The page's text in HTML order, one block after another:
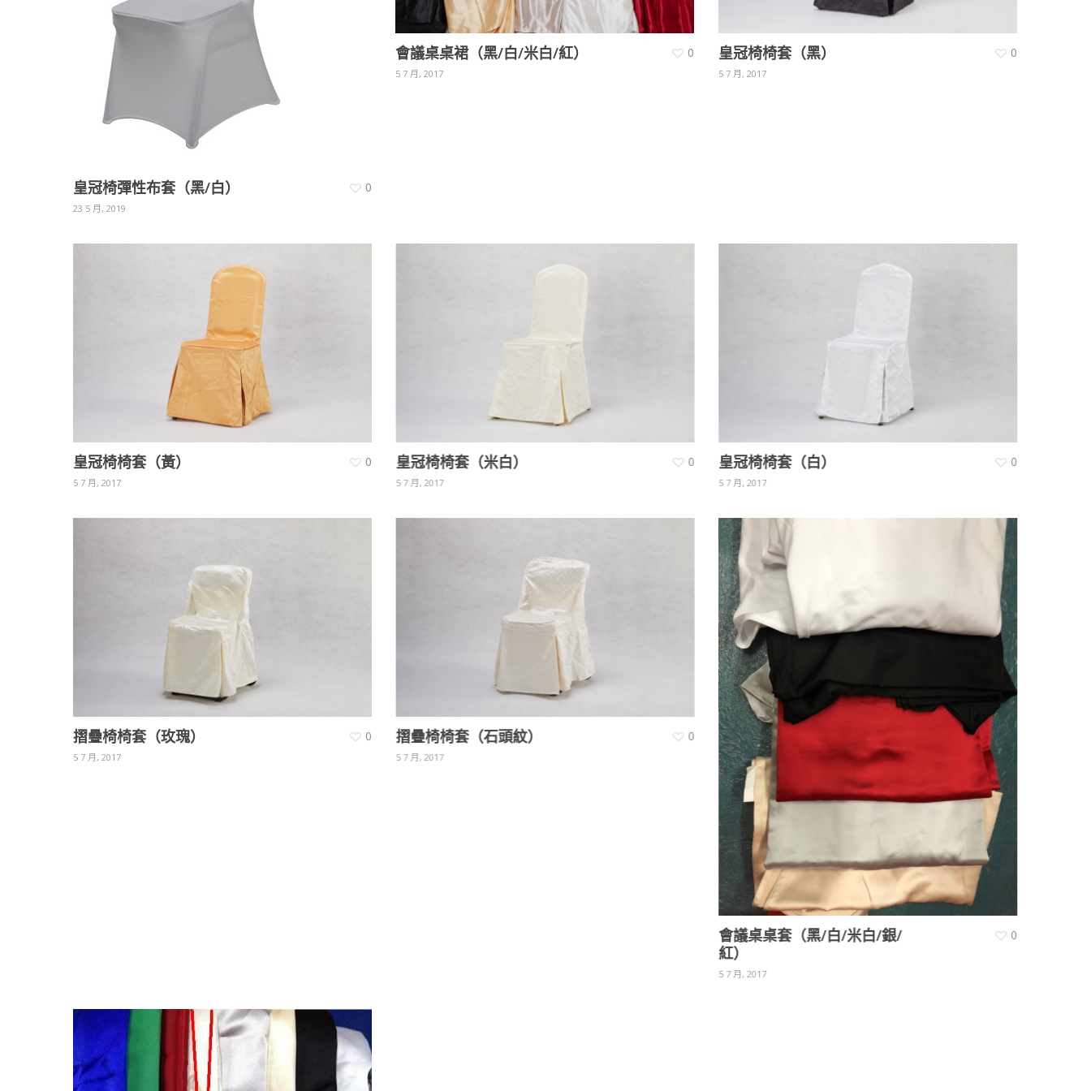
皇冠椅彈性布套（黑/白）
23 5 月, 2019
0
會議桌桌裙（黑/白/米白/紅）
5 7 月, 2017
0 皇冠椅椅套（黑）
5 7 月, 2017
0
皇冠椅椅套（黃）
5 7 月, 2017
0 皇冠椅椅套（米白）
5 7 月, 2017
0 皇冠椅椅套（白）
5 7 月, 2017
0
摺疊椅椅套（玫瑰）
5 7 月, 2017
0 摺疊椅椅套（石頭紋）
5 7 月, 2017
0
會議桌桌套（黑/白/米白/銀/
紅）
5 7 月, 2017
0